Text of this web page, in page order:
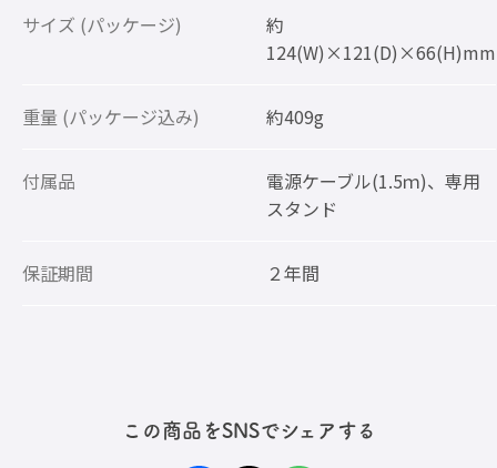
サイズ (パッケージ)
約
124(W)×121(D)×66(H)mm
重量 (パッケージ込み) 約409g
付属品
電源ケーブル(1.5ｍ)、専用
スタンド
保証期間 ２年間
この商品をSNSでシェアする